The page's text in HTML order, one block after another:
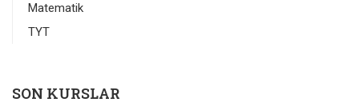
Matematik
TYT
SON KURSLAR